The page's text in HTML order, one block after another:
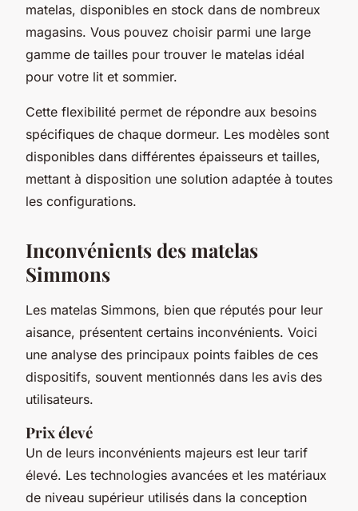
matelas, disponibles en stock dans de nombreux
magasins. Vous pouvez choisir parmi une large
gamme de tailles pour trouver le matelas idéal
pour votre lit et sommier.
Cette flexibilité permet de répondre aux besoins
spécifiques de chaque dormeur. Les modèles sont
disponibles dans différentes épaisseurs et tailles,
mettant à disposition une solution adaptée à toutes
les configurations.
Inconvénients des matelas
Simmons
Les matelas Simmons, bien que réputés pour leur
aisance, présentent certains inconvénients. Voici
une analyse des principaux points faibles de ces
dispositifs, souvent mentionnés dans les avis des
utilisateurs.
Prix élevé
Un de leurs inconvénients majeurs est leur tarif
élevé. Les technologies avancées et les matériaux
de niveau supérieur utilisés dans la conception